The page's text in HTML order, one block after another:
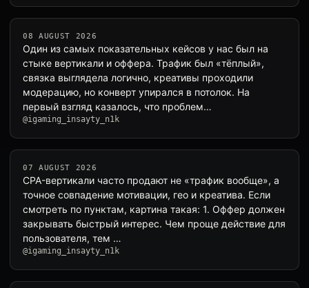
08 AUGUST 2026
Один из самых показательных кейсов у нас был на
стыке вертикали и оффера. Трафик был «тёплый»,
связка выглядела логично, креативы проходили
модерацию, но конверт упирался в потолок. На
первый взгляд казалось, что проблем…
@igaming_insayty_n1k
07 AUGUST 2026
CPA-вертикали часто продают не «трафик вообще», а
точное совпадение мотивации, гео и креатива. Если
смотреть по пунктам, картина такая: 1. Оффер должен
закрывать быстрый интерес. Чем проще действие для
пользователя, тем …
@igaming_insayty_n1k